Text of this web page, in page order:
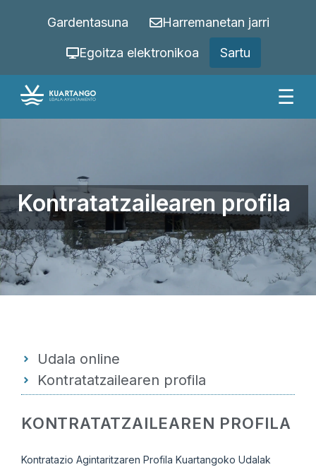
Gardentasuna Harremanetan jarri
Egoitza elektronikoa Sartu
☰
Kontratatzailearen profila
Udala online
Kontratatzailearen profila
KONTRATATZAILEAREN PROFILA
Kontratazio Agintaritzaren Profila Kuartangoko Udalak